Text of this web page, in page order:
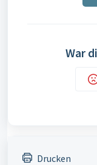
War
Drucken